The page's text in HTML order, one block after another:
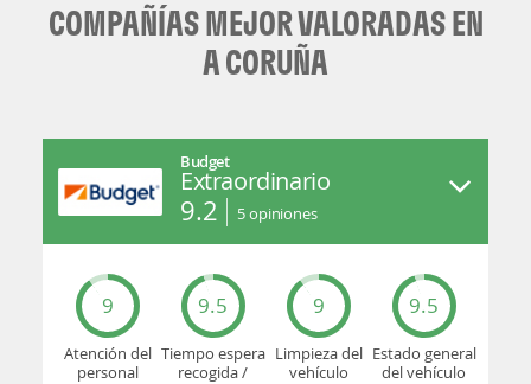
COMPAÑÍAS MEJOR VALORADAS EN
A CORUÑA
Budget
Extraordinario
9.2 5opiniones
9
Atención del
personal
9.5
Tiempo espera
recogida /
9
Limpieza del
vehículo
9.5
Estado general
del vehículo